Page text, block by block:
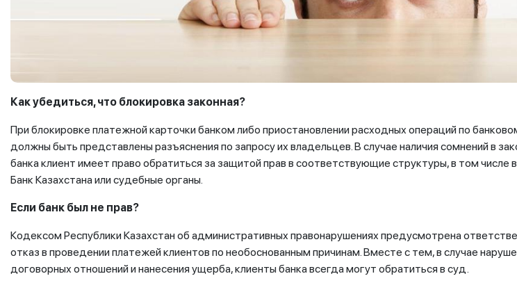
Как убедиться, что блокировка законная?
При блокировке платежной карточки банком либо приостановлении расходных операций по
должны быть представлены разъяснения по запросу их владельцев. В случае наличия сомнений в
банка клиент имеет право обратиться за защитой прав в соответствующие структуры, в том числе
Банк Казахстана или судебные органы.
Если банк был не прав?
Кодексом Республики Казахстан об административных правонарушениях предусмотрена
отказ в проведении платежей клиентов по необоснованным причинам. Вместе с тем, в случае
договорных отношений и нанесения ущерба, клиенты банка всегда могут обратиться в суд.